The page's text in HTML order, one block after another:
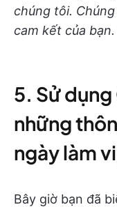
chúng tôi.
cam kết của
5. Sử
những
ngày làm
Bây giờ bạn đã